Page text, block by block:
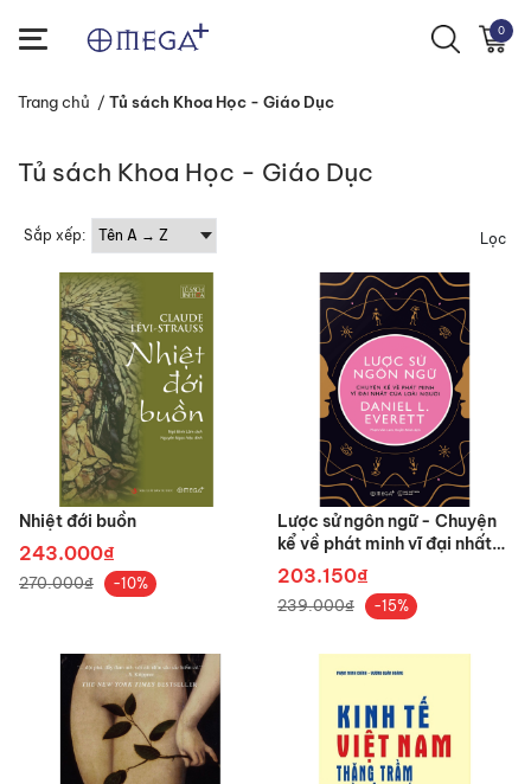
0
Trang chủ / Tủ sách Khoa Học - Giáo Dục
Tủ sách Khoa Học - Giáo Dục
Sắp xếp: Lọc
Nhiệt đới buồn
243.000₫
270.000₫ -10%
Lược sử ngôn ngữ - Chuyện
kể về phát minh vĩ đại nhất
của loài người
203.150₫
239.000₫ -15%